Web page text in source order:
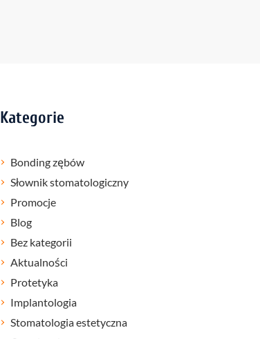
Kategorie
Bonding zębów
Słownik stomatologiczny
Promocje
Blog
Bez kategorii
Aktualności
Protetyka
Implantologia
Stomatologia estetyczna